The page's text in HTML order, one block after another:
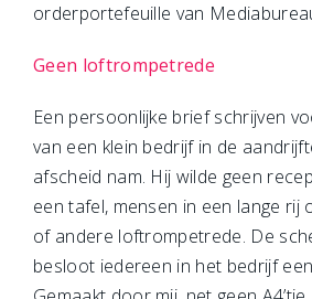
orderportefeuille van
Geen loftrompetrede
Een persoonlijke brief schrijven
van een klein bedrijf in de
afscheid nam. Hij wilde geen
een tafel, mensen in een lange rij
of andere loftrompetrede. De
besloot iedereen in het bedrijf